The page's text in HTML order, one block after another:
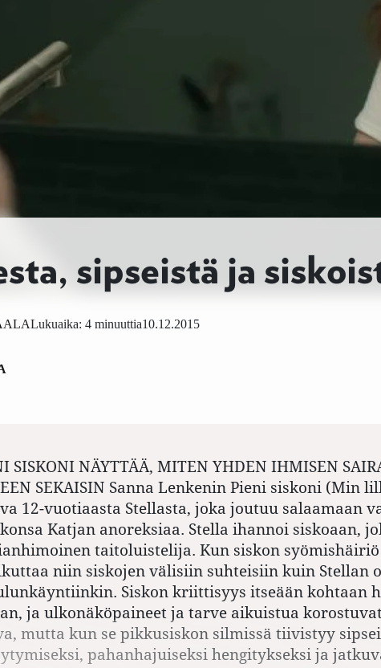
sipseistä ja
10.12.2015
Lukuaika: 4 minuuttia
SISKONI NÄYTTÄÄ, MITEN YHDEN IHMISEN
SEKAISIN Sanna Lenkenin Pieni siskoni (Min
12-vuotiaasta Stellasta, joka joutuu salaamaan
Katjan anoreksiaa. Stella ihannoi siskoaan,
taitoluistelija. Kun siskon
niin siskojen välisiin suhteisiin kuin Stellan
Siskon kriittisyys itseään kohtaan
ja ulkonäköpaineet ja tarve aikuistua
mutta kun se pikkusiskon silmissä tiivistyy
pahanhajuiseksi hengitykseksi ja